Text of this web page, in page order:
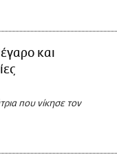
και
που νίκησε τον